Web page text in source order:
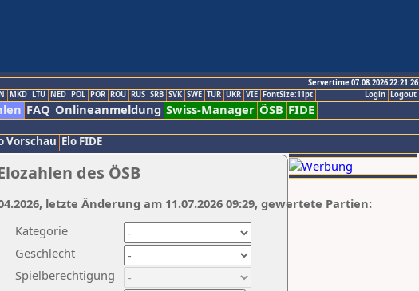
Servertime 07.08.2026 22:21:26
Logout
Login
MKD LTU NED POL POR ROU RUS SRB SVK SWE TUR UKR VIE FontSize:11pt
FAQ Onlineanmeldung Swiss-Manager ÖSB FIDE
Vorschau Elo FIDE
des ÖSB
Kategorie
Geschlecht
Spielberechtigung
letzte Änderung am 11.07.2026 09:29, gewertete Partien: